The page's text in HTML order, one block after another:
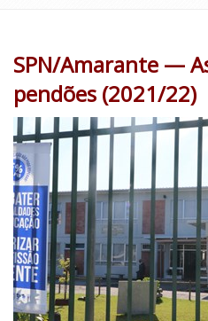
SPN/Amarante —
pendões (2021/22)